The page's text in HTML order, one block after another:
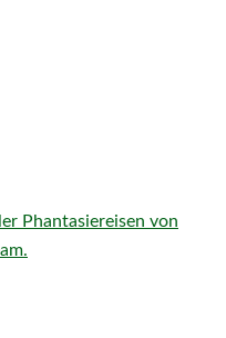
Phantasiereisen von